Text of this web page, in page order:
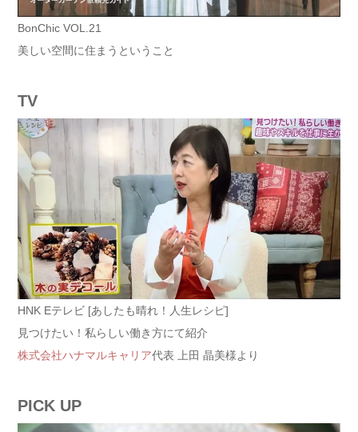
BonChic VOL.21
美しい空間に住まうということ
TV
HNK Eテレビ [あしたも晴れ！人生レシピ]
見つけたい！私らしい働き方にて紹介
株式会社ハナマルキャリア代表 上田 晶美様より
PICK UP